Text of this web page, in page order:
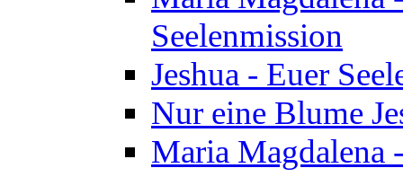
Seelenmission
Jeshua - Euer
Nur eine Blume
Maria Magdalena